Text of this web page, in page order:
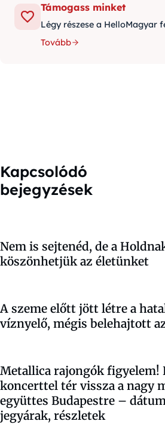
Támogass minket
Légy részese a HelloMagyar
Tovább
Kapcsolódó
bejegyzések
Nem is sejtenéd, de a
köszönhetjük az életünket
A szeme előtt jött létre a
víznyelő, mégis belehajtott
Metallica rajongók figyelem!
koncerttel tér vissza a nagy
együttes Budapestre –
jegyárak, részletek